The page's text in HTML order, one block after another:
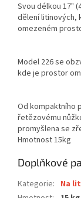
Svou délkou 17"
dělení litinových,
omezeném
Model 226 se
kde je prostor
Od kompaktního
řetězovému
promyšlena se
Hmotnost 15kg
Doplňkové
Kategorie: Na